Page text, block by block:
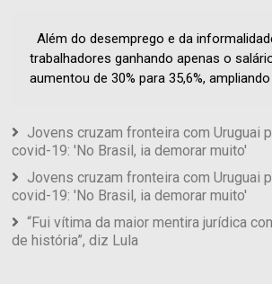
Além do desemprego e da
trabalhadores ganhando apenas o
aumentou de 30% para 35,6%, ampliando
Jovens cruzam fronteira com Uruguai
covid-19: 'No Brasil, ia demorar muito'
Jovens cruzam fronteira com Uruguai
covid-19: 'No Brasil, ia demorar muito'
“Fui vítima da maior mentira jurídica
de história”, diz Lula